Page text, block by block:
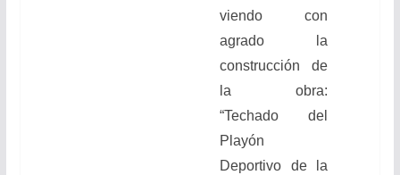
viendo con
agrado la
construcción de
la obra:
“Techado del
Playón
Deportivo de la